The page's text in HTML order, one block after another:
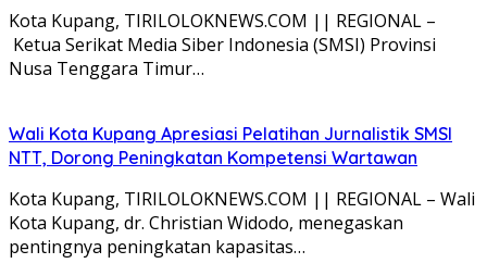
Kota Kupang, TIRILOLOKNEWS.COM || REGIONAL –
Ketua Serikat Media Siber Indonesia (SMSI) Provinsi
Nusa Tenggara Timur…
Wali Kota Kupang Apresiasi Pelatihan Jurnalistik SMSI
NTT, Dorong Peningkatan Kompetensi Wartawan
Kota Kupang, TIRILOLOKNEWS.COM || REGIONAL – Wali
Kota Kupang, dr. Christian Widodo, menegaskan
pentingnya peningkatan kapasitas…